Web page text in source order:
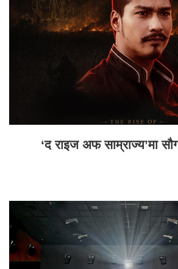
‘द राइज अफ साम्राज्य’मा